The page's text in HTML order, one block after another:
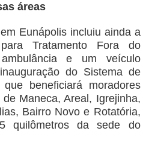
áreas
Eunápolis incluiu ainda a
Tratamento Fora do
e um veículo
do Sistema de
beneficiará moradores
Maneca, Areal, Igrejinha,
Bairro Novo e Rotatória,
quilômetros da sede do